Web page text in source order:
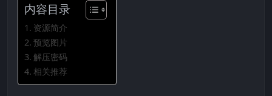
内容目录
资源简介
预览图片
解压密码
相关推荐